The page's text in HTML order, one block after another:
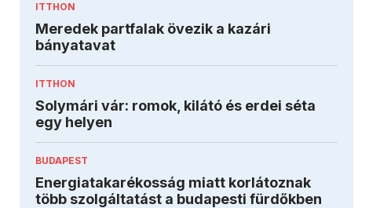
ITTHON
Meredek partfalak övezik a kazári
bányatavat
ITTHON
Solymári vár: romok, kilátó és erdei séta
egy helyen
BUDAPEST
Energiatakarékosság miatt korlátoznak
több szolgáltatást a budapesti fürdőkben